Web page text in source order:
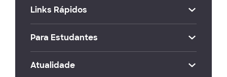
Links Rápidos
Para Estudantes
Atualidade